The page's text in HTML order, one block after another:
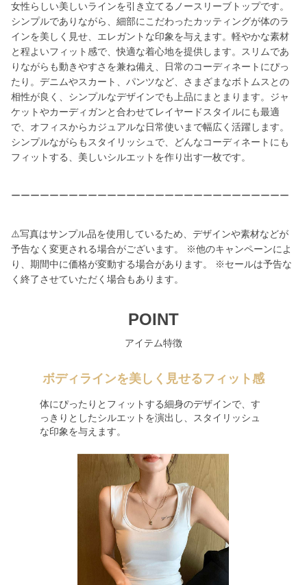
女性らしい美しいラインを引き立てるノースリーブトップです。
シンプルでありながら、細部にこだわったカッティングが体のラ
インを美しく見せ、エレガントな印象を与えます。軽やかな素材
と程よいフィット感で、快適な着心地を提供します。スリムであ
りながらも動きやすさを兼ね備え、日常のコーディネートにぴっ
たり。デニムやスカート、パンツなど、さまざまなボトムスとの
相性が良く、シンプルなデザインでも上品にまとまります。ジャ
ケットやカーディガンと合わせてレイヤードスタイルにも最適
で、オフィスからカジュアルな日常使いまで幅広く活躍します。
シンプルながらもスタイリッシュで、どんなコーディネートにも
フィットする、美しいシルエットを作り出す一枚です。
ーーーーーーーーーーーーーーーーーーーーーーーーーーーーー
⚠️写真はサンプル品を使用しているため、デザインや素材などが
予告なく変更される場合がございます。 ※他のキャンペーンによ
り、期間中に価格が変動する場合があります。 ※セールは予告な
く終了させていただく場合もあります。
POINT
アイテム特徴
ボディラインを美しく見せるフィット感
体にぴったりとフィットする細身のデザインで、す
っきりとしたシルエットを演出し、スタイリッシュ
な印象を与えます。